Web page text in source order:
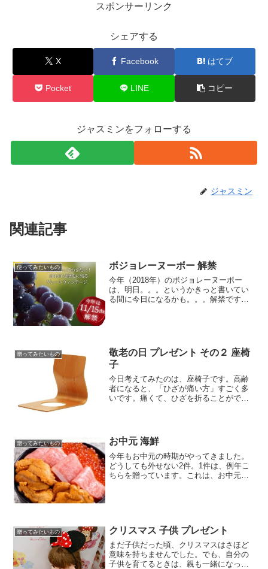
スポンサーリンク
シェアする
X Facebook はてブ
Pocket LINE コピー
ジャスミンをフォローする
ジャスミン
関連記事
使ってみたいもの ボジョレーヌーボー 解禁
今年（2018年）のボジョレーヌーボー
は、明日。。。というかきっと書いてい
る間に今日になるかも。。。解禁です。
贈ってみたいもの
敬老の日 プレゼント その２ 座椅
子
今日考えてみたのは、座椅子です。高齢
者になると、「ひざが痛い方」すごく多
いです。痛くて、ひざを折ることができ
て座っている高齢者をよく...
贈ってみたいもの お中元 海鮮
今年もお中元の時期がやってきました。
どうしても外せない2件。1件は、例年こ
ちらを贈っています。これは、お中元用
贈ってみたいもの クリスマス 子供 プレゼント
まだ子供だった頃、クリスマスはさほど
意味を持ちませんでした。でも、自分の
子供を育てるときは、親も一緒になっ